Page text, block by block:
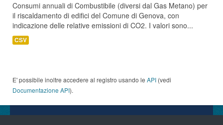
Consumi annuali di Combustibile (diversi dal Gas Metano) per
il riscaldamento di edifici del Comune di Genova, con
indicazione delle relative emissioni di CO2. I valori sono...
CSV
E' possibile inoltre accedere al registro usando le API (vedi
Documentazione API).